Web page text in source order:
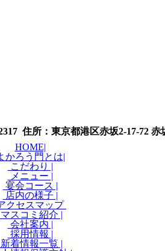
住所：東京都港区赤坂2-17-72 赤
HOME|
かろう門とは|
こだわり |
メニュー |
宴会コース |
店内の様子 |
クセスマップ
マスコミ紹介 |
会社案内 |
採用情報 |
新着情報一覧 |